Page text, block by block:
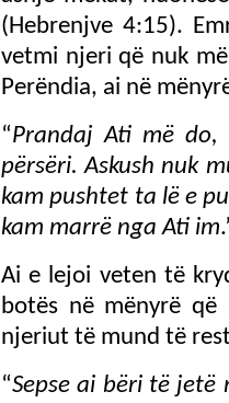
(Hebrenjve 4:15).
vetmi njeri që nuk
Perëndia, ai në
“Prandaj Ati më
përsëri. Askush nuk
kam pushtet ta lë e
kam marrë nga Ati im
Ai e lejoi veten të
botës në mënyrë që
njeriut të mund të
“Sepse ai bëri të jetë